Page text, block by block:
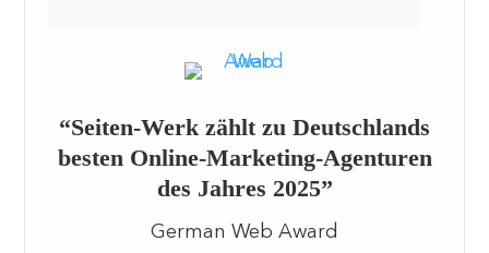
“Seiten-Werk zählt zu Deutschlands
besten Online-Marketing-Agenturen
des Jahres 2025”
German Web Award